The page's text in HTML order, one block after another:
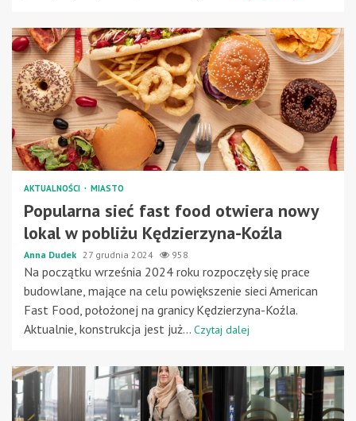
AKTUALNOŚCI MIASTO
Popularna sieć fast food otwiera nowy
lokal w pobliżu Kędzierzyna-Koźla
Anna Dudek 27 grudnia 2024 958
Na początku września 2024 roku rozpoczęły się prace
budowlane, mające na celu powiększenie sieci American
Fast Food, położonej na granicy Kędzierzyna-Koźla.
Aktualnie, konstrukcja jest już... Czytaj dalej